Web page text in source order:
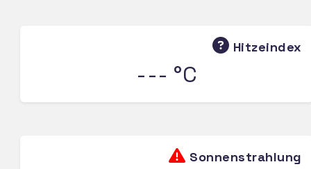
Hitzeindex
--- °C
Sonnenstrahlung